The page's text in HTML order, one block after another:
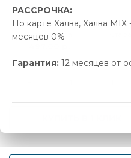
РАССРОЧКА:
По карте Халва, Халва
месяцев 0%
Гарантия: 12 месяцев от
Новая цена